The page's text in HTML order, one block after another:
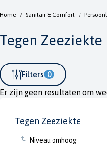
Home / Sanitair & Comfort /
Tegen Zeeziekte
Niveau omhoog
Tegen Zeeziekte
Filters 0
Er zijn geen resultaten om